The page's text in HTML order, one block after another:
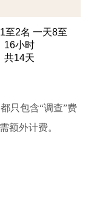
至2名 一天8至
16小时
共14天
只包含“调查”费
额外计费。